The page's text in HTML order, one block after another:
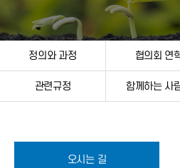
정의와 과정 협의회 연
관련규정 함께하는 사
오시는 길